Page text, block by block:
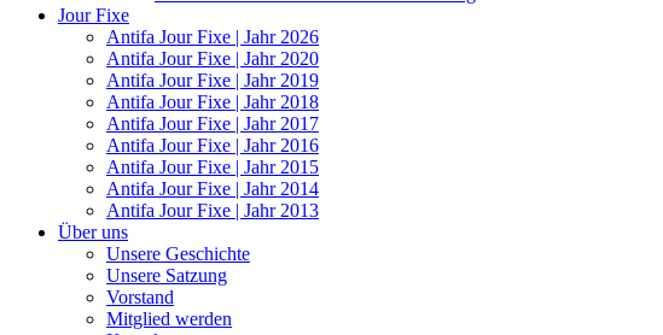
Jour Fixe
Antifa Jour Fixe | Jahr 2026
Antifa Jour Fixe | Jahr 2020
Antifa Jour Fixe | Jahr 2019
Antifa Jour Fixe | Jahr 2018
Antifa Jour Fixe | Jahr 2017
Antifa Jour Fixe | Jahr 2016
Antifa Jour Fixe | Jahr 2015
Antifa Jour Fixe | Jahr 2014
Antifa Jour Fixe | Jahr 2013
Über uns
Unsere Geschichte
Unsere Satzung
Vorstand
Mitglied werden